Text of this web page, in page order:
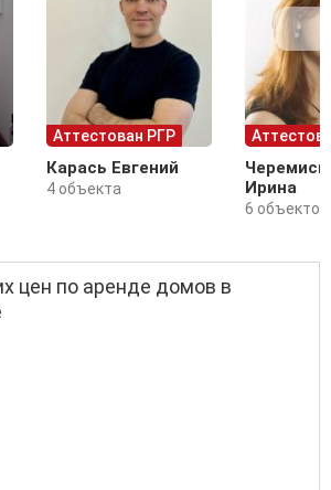
Аттестован РГР
Карась Евгений
4 объекта
Ирина
6 объектов
цен по аренде домов в